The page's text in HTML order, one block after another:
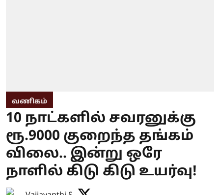
வணிகம்
10 நாட்களில் சவரனுக்கு
ரூ.9000 குறைந்த தங்கம்
விலை.. இன்று ஒரே
நாளில் கிடு கிடு உயர்வு!